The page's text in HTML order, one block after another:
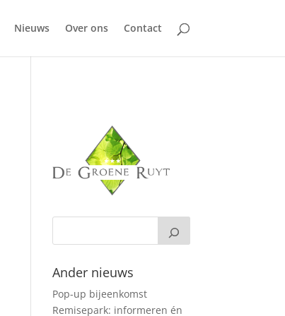
Nieuws Over ons Contact
Ander nieuws
Pop-up bijeenkomst
Remisepark: informeren én